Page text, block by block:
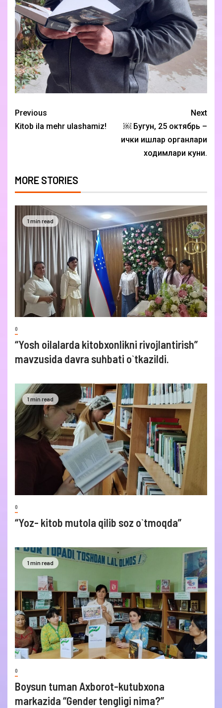
Previous
Kitob ila mehr ulashamiz!
Next
￼ Бугун, 25 октябрь –
ички ишлар органлари
ходимлари куни.
MORE STORIES
1 min read
0
“Yosh oilalarda kitobxonlikni rivojlantirish”
mavzusida davra suhbati o`tkazildi.
1 min read
0
“Yoz- kitob mutola qilib soz o`tmoqda”
1 min read
0
Boysun tuman Axborot-kutubxona
markazida “Gender tengligi nima?”